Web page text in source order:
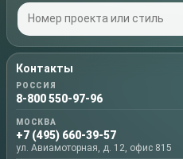
Контакты
РОССИЯ
8-800 550-97-96
МОСКВА
+7 (495) 660-39-57
ул. Авиамоторная, д. 12, офис 815